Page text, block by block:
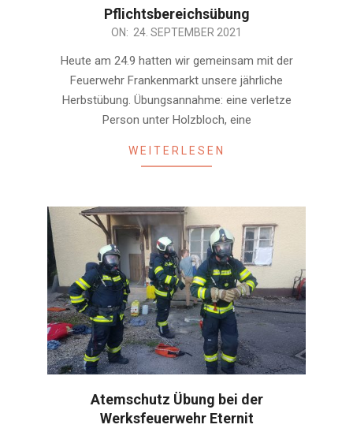
Pflichtsbereichsübung
ON: 24. SEPTEMBER 2021
Heute am 24.9 hatten wir gemeinsam mit der
Feuerwehr Frankenmarkt unsere jährliche
Herbstübung. Übungsannahme: eine verletze
Person unter Holzbloch, eine
WEITERLESEN
Atemschutz Übung bei der
Werksfeuerwehr Eternit